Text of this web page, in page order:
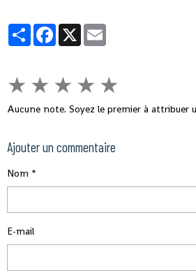
PartagerFacebook
X
★ ★ ★ ★ ★
Aucune note. Soyez le premier à attribuer
Ajouter un commentaire
Nom
E-mail